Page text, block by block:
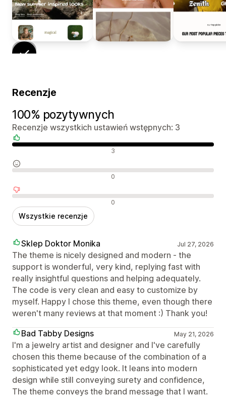
Recenzje
100% pozytywnych
Recenzje wszystkich ustawień wstępnych: 3
3
0
0
Wszystkie recenzje
Sklep Doktor Monika Jul 27, 2026
The theme is nicely designed and modern - the
support is wonderful, very kind, replying fast with
really insightful questions and helping adequately.
The code is very clean and easy to customize by
myself. Happy I chose this theme, even though there
weren't many reviews at that moment :) Thank you!
Bad Tabby Designs
May 21, 2026
I'm a jewelry artist and designer and I've carefully
chosen this theme because of the combination of a
sophisticated yet edgy look. It leans into modern
design while still conveying surety and confidence,
The theme conveys the brand message that I want.